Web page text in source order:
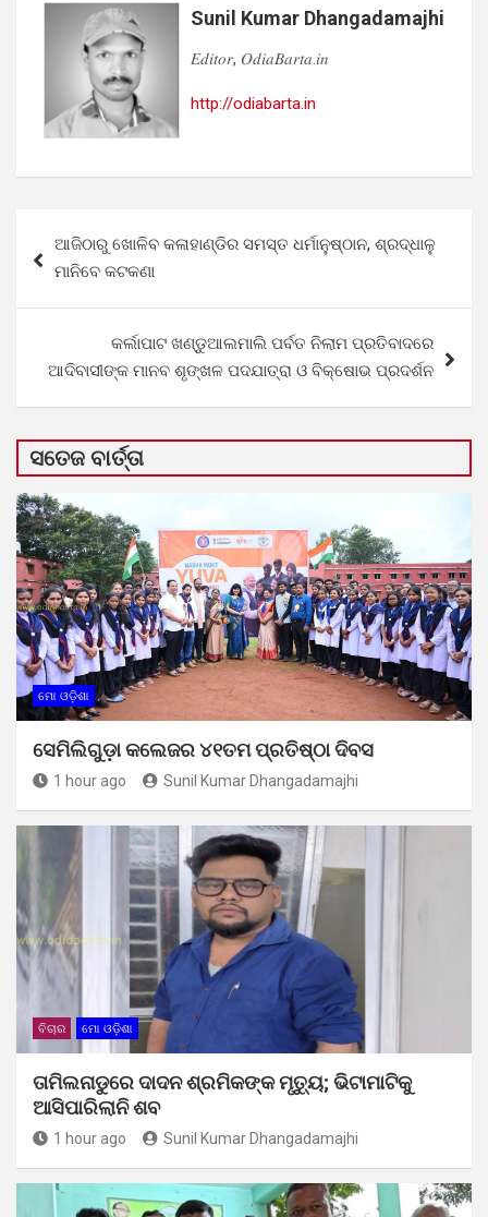
Sunil Kumar Dhangadamajhi
𝐸𝑑𝑖𝑡𝑜𝑟, 𝑂𝑑𝑖𝑎𝐵𝑎𝑟𝑡𝑎.𝑖𝑛
http://odiabarta.in
navigation
ଆଜିଠାରୁ ଖୋଳିବ କଳାହାଣ୍ଡିର ସମସ୍ତ ଧର୍ମାନୁଷ୍ଠାନ, ଶ୍ରଦ୍ଧାଳୁ
ମାନିବେ କଟକଣା
କର୍ଲାପାଟ ଖଣ୍ଡୁଆଲମାଲି ପର୍ବତ ନିଲାମ ପ୍ରତିବାଦରେ
ଆଦିବାସୀଙ୍କ ମାନବ ଶୃଙ୍ଖଳ ପଦଯାତ୍ରା ଓ ବିକ୍ଷୋଭ ପ୍ରଦର୍ଶନ
ସତେଜ ବାର୍ତ୍ତା
ମୋ ଓଡ଼ିଶା
ସେମିଲିଗୁଡ଼ା କଲେଜର ୪୧ତମ ପ୍ରତିଷ୍ଠା ଦିବସ
1 hour ago Sunil Kumar Dhangadamajhi
ବିଚାର ମୋ ଓଡ଼ିଶା
ତାମିଲନାଡୁରେ ଦାଦନ ଶ୍ରମିକଙ୍କ ମୃତ୍ୟୁ; ଭିଟାମାଟିକୁ
ଆସିପାରିଲାନି ଶବ
1 hour ago Sunil Kumar Dhangadamajhi